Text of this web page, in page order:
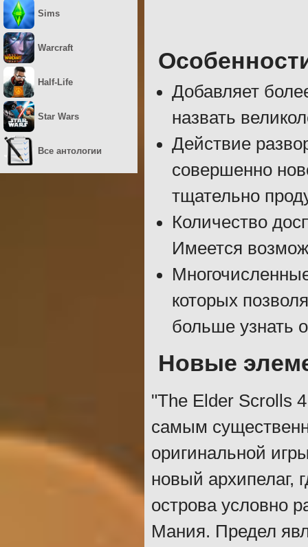
Добавляет
назвать
Действие
совершенно
тщательно
Количество
Имеется
которых
больше узнать
Новые
"The Elder Scrolls
самым
оригинальной
новый архипелаг,
острова условно
Мания. Предел
Sims
Warcraft
Half-Life
Star Wars
Все антологии